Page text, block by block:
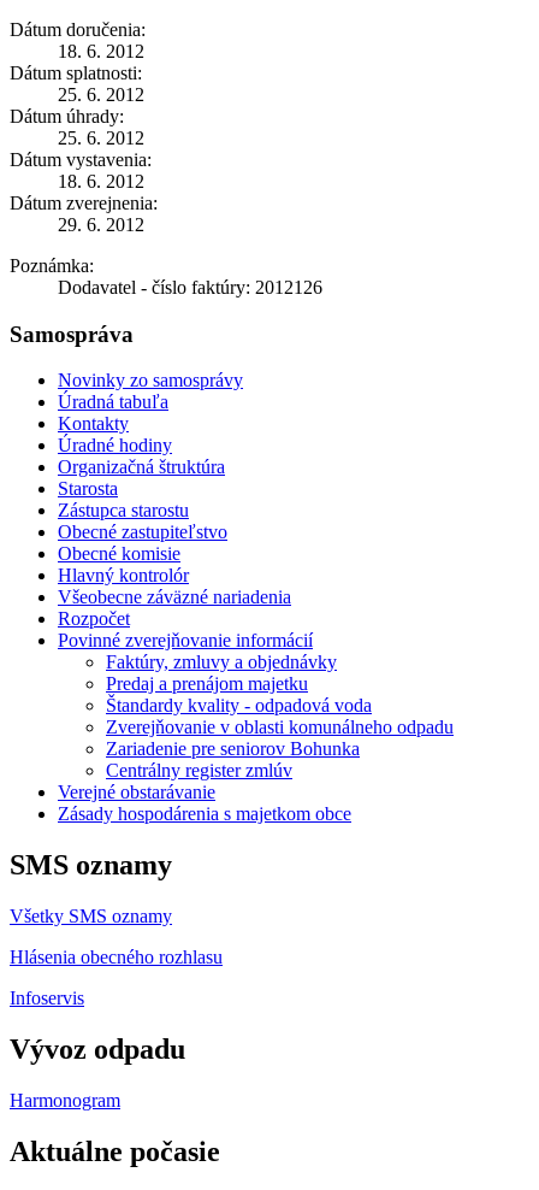
Dátum doručenia:
18. 6. 2012
Dátum splatnosti:
25. 6. 2012
Dátum úhrady:
25. 6. 2012
Dátum vystavenia:
18. 6. 2012
Dátum zverejnenia:
29. 6. 2012
Poznámka:
Dodavatel - číslo faktúry: 2012126
Samospráva
Novinky zo samosprávy
Úradná tabuľa
Kontakty
Úradné hodiny
Organizačná štruktúra
Starosta
Zástupca starostu
Obecné zastupiteľstvo
Obecné komisie
Hlavný kontrolór
Všeobecne záväzné nariadenia
Rozpočet
Povinné zverejňovanie informácií
Faktúry, zmluvy a objednávky
Predaj a prenájom majetku
Štandardy kvality - odpadová voda
Zverejňovanie v oblasti komunálneho odpadu
Zariadenie pre seniorov Bohunka
Centrálny register zmlúv
Verejné obstarávanie
Zásady hospodárenia s majetkom obce
SMS oznamy
Všetky SMS oznamy
Hlásenia obecného rozhlasu
Infoservis
Vývoz odpadu
Harmonogram
Aktuálne počasie